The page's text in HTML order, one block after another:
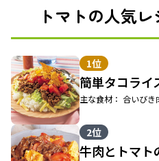
トマトの人気
1位
簡単タコライ
主な食材： 合いび
2位
牛肉とトマト